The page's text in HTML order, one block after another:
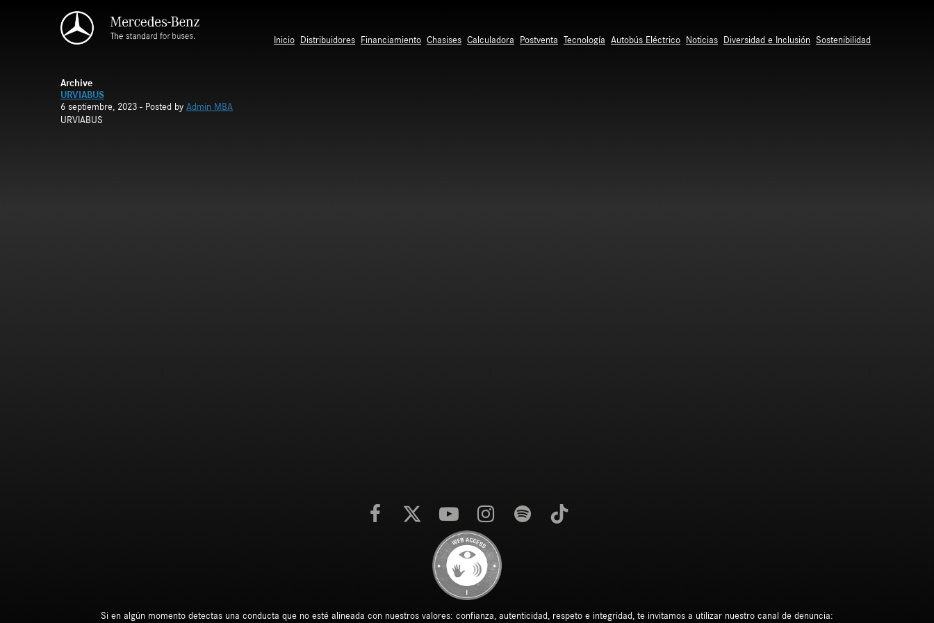
Inicio Distribuidores Financiamiento Chasises Calculadora Postventa Tecnología Autobús Eléctrico Noticias Diversidad e Inclusión Sostenibilidad
Archive
URVIABUS
6 septiembre, 2023 - Posted by Admin MBA
URVIABUS
Si en algún momento detectas una conducta que no esté alineada con nuestros valores: confianza, autenticidad, respeto e integridad, te invitamos a utilizar nuestro canal de denuncia: